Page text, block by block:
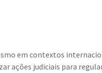
em contextos
ações judiciais para